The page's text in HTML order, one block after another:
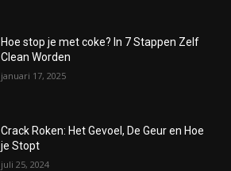
Hoe stop je met coke? In 7 Stappen Zelf
Clean Worden
januari 17, 2025
Crack Roken: Het Gevoel, De Geur en Hoe
je Stopt
juli 25, 2024